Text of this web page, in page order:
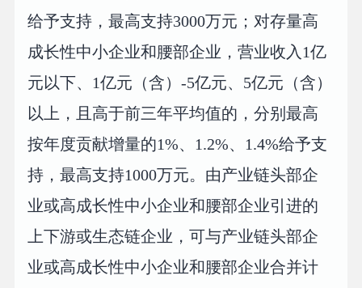
给予支持，最高支持3000万元；对存量高
成长性中小企业和腰部企业，营业收入1亿
元以下、1亿元（含）-5亿元、5亿元（含）
以上，且高于前三年平均值的，分别最高
按年度贡献增量的1%、1.2%、1.4%给予支
持，最高支持1000万元。由产业链头部企
业或高成长性中小企业和腰部企业引进的
上下游或生态链企业，可与产业链头部企
业或高成长性中小企业和腰部企业合并计